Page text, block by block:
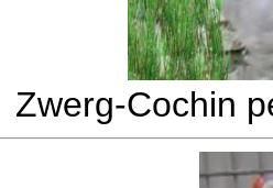
Zwerg-Cochin